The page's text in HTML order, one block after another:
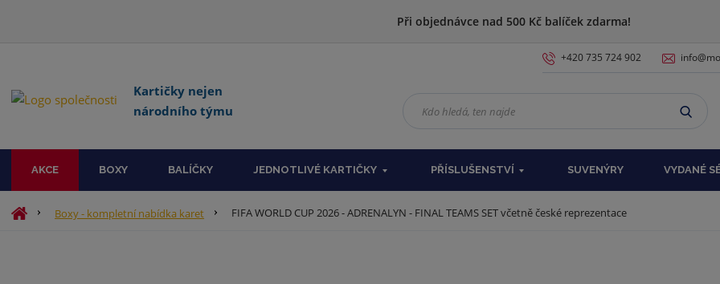
Při objednávce nad 500 Kč balíček zdarma!
+420 735 724 902
Kartičky nejen
národního týmu
h
e
d
AKCE BOXY BALÍČKY JEDNOTLIVÉ KARTIČKY PŘÍSLUŠENSTVÍ SUVENÝRY VYDANÉ
Ú
Boxy - kompletní nabídka karet FIFA WORLD CUP 2026 - ADRENALYN - FINAL TEAMS SET včetně české reprezentace